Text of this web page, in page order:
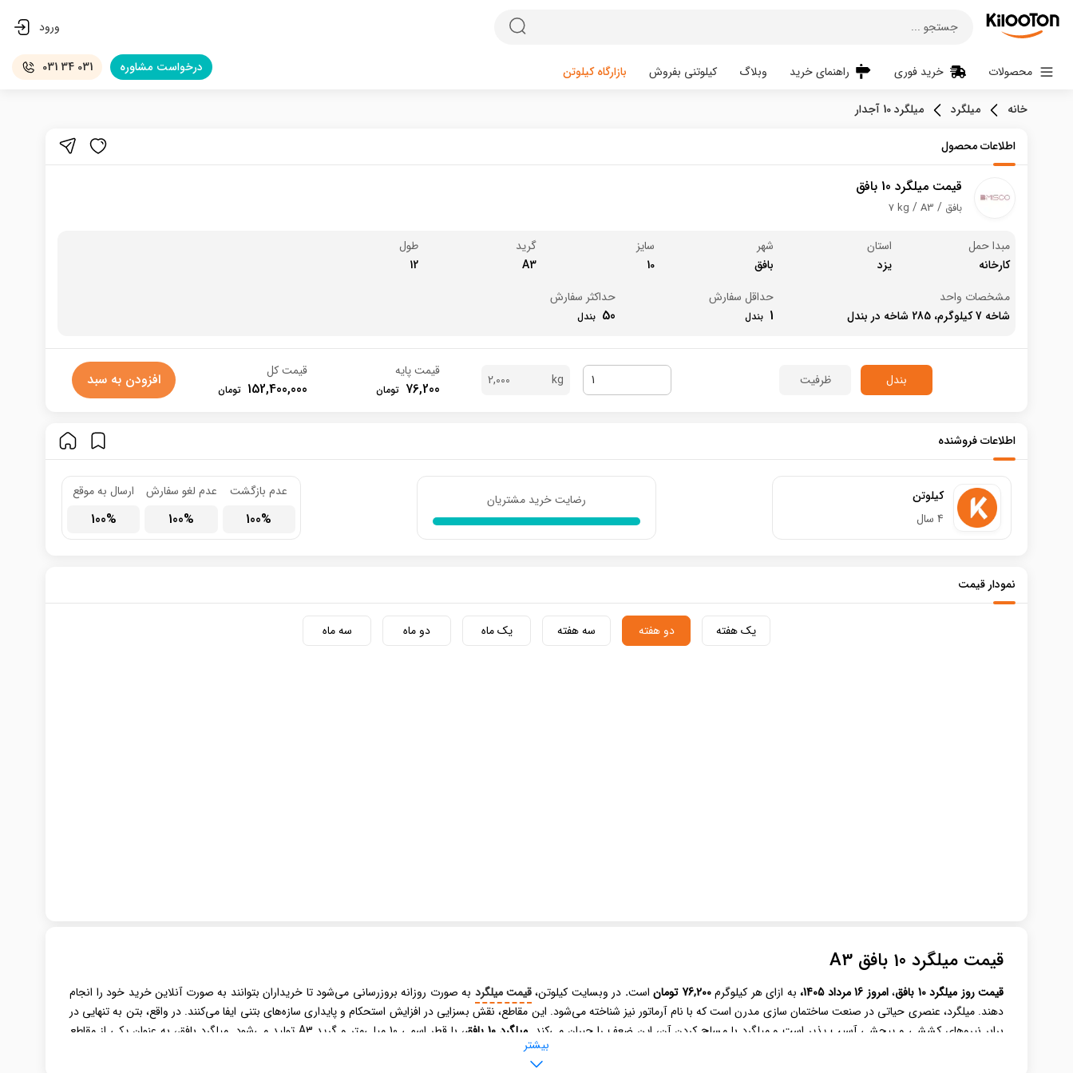
محصولات خرید فوری راهنمای خرید وبلاگ کیلوتنی بفروش بازارگاه کیلوتن درخواست مشاوره 031 34 031
جستجو ... ورود
خانه میلگرد میلگرد 10 آجدار
اطلاعات محصول
قیمت میلگرد 10 بافق
7 kg A3 بافق
مبدا حمل
کارخانه
استان
یزد
شهر
بافق
سایز
10
گرید
A3
طول
12
مشخصات واحد
شاخه 7 کیلوگرم، 285 شاخه در بندل
حداقل سفارش
1
حداکثر سفارش
50
بندل ظرفیت 2,000
قیمت پایه
76,200
قیمت کل
152,400,000 افزودن به سبد
اطلاعات فروشنده
کیلوتن
4 سال
رضایت خرید مشتریان عدم بازگشت
100
عدم لغو سفارش
100
ارسال به موقع
100
نمودار قیمت
یک هفته دو هفته سه هفته یک ماه دو ماه سه ماه
قیمت میلگرد 10 بافق A3
قیمت روز میلگرد 10 بافق ،امروز 16 مرداد 1405، به ازای هر کیلوگرم76,200 تومان است. در وبسایت کیلوتن،قیمت میلگرد به صورت روزانه بروزرسانی می‌شود تا خریداران بتوانند به صورت آنلاین خرید خود را انجام
دهند. میلگرد، عنصری حیاتی در صنعت ساختمان‌ سازی مدرن است که با نام آرماتور نیز شناخته می‌شود. این مقاطع، نقش بسزایی در افزایش استحکام و پایداری سازه‌های بتنی ایفا می‌کنند. در واقع، بتن به تنهایی در
برابر نیروهای کششی و پیچشی آسیب‌ پذیر است و میلگرد با مسلح کردن آن، این ضعف را جبران می‌کند. میلگرد 10 بافق
، با قطر اسمی 10 میلی‌متر و گرید A3 تولید می‌شود. میلگرد بافق، به عنوان یکی از مقاطع
فولادی باکیفیت و پرمصرف در بازار ایران، در پروژه‌های ساختمانی و عمرانی مختلف استفاده می‌شود. استحکام مناسب و کیفیت تولید این محصول، آن را به گزینه‌ای ایده‌آل و کارآمد برای بسیاری از پروژه‌ها تبدیل کرده
بیشتر